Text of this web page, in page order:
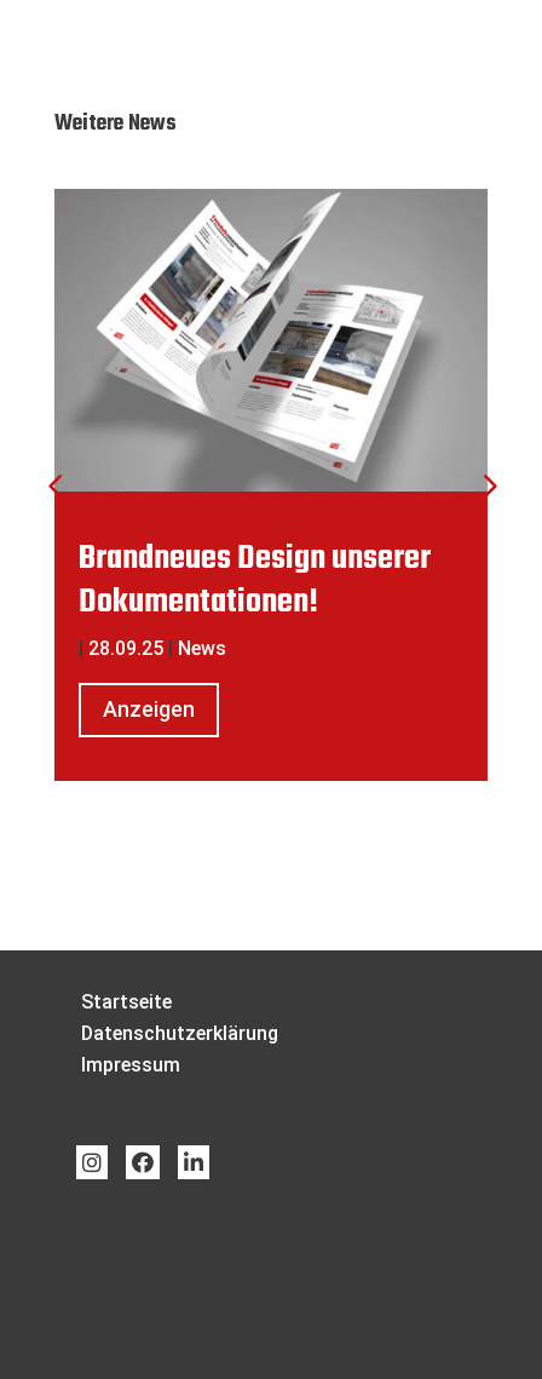
Weitere News
Brandneues Design unserer
Dokumentationen!
| 28.09.25 | News
Anzeigen
Startseite
Datenschutzerklärung
Impressum
  